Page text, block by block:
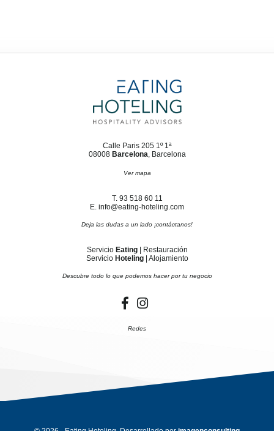
Calle Paris 205 1º 1ª
08008 Barcelona, Barcelona
Ver mapa
T. 93 518 60 11
E. info@eating-hoteling.com
Deja las dudas a un lado ¡contáctanos!
Servicio Eating| Restauración
Servicio Hoteling| Alojamiento
Descubre todo lo que podemos hacer por tu negocio
Redes